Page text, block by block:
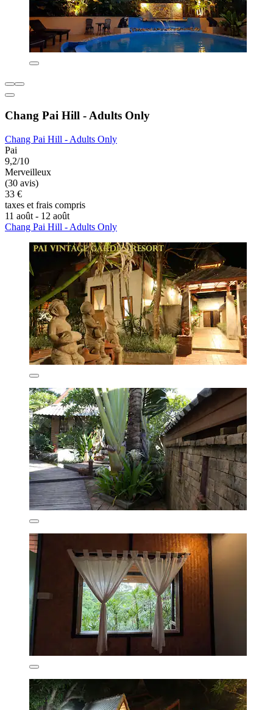
Chang Pai Hill - Adults Only
Chang Pai Hill - Adults Only
Pai
9,2/10
Merveilleux
(30 avis)
33 €
taxes et frais compris
11 août - 12 août
Chang Pai Hill - Adults Only